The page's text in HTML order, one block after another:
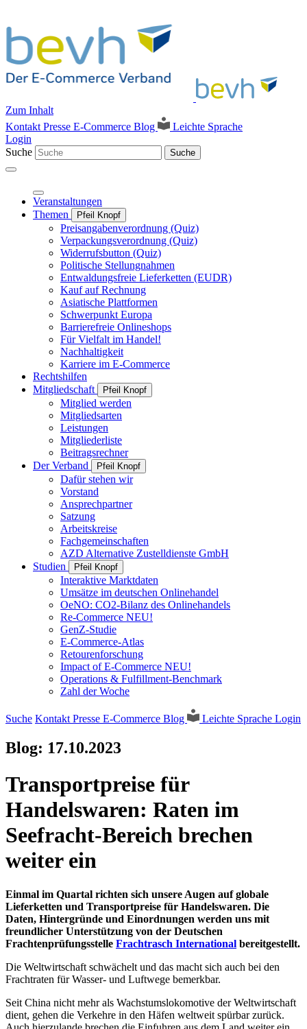
Zum Inhalt
Kontakt Presse E-Commerce Blog
Leichte Sprache
Login
Suche
Suche
Veranstaltungen
Themen
Pfeil Knopf
Preisangabenverordnung (Quiz)
Verpackungsverordnung (Quiz)
Widerrufsbutton (Quiz)
Politische Stellungnahmen
Entwaldungsfreie Lieferketten (EUDR)
Kauf auf Rechnung
Asiatische Plattformen
Schwerpunkt Europa
Barrierefreie Onlineshops
Für Vielfalt im Handel!
Nachhaltigkeit
Karriere im E-Commerce
Rechtshilfen
Mitgliedschaft
Pfeil Knopf
Mitglied werden
Mitgliedsarten
Leistungen
Mitgliederliste
Beitragsrechner
Der Verband
Pfeil Knopf
Dafür stehen wir
Vorstand
Ansprechpartner
Satzung
Arbeitskreise
Fachgemeinschaften
AZD Alternative Zustelldienste GmbH
Studien
Pfeil Knopf
Interaktive Marktdaten
Umsätze im deutschen Onlinehandel
OeNO: CO2-Bilanz des Onlinehandels
Re-Commerce NEU!
GenZ-Studie
E-Commerce-Atlas
Retourenforschung
Impact of E-Commerce NEU!
Operations & Fulfillment-Benchmark
Zahl der Woche
Suche Kontakt Presse E-Commerce Blog Leichte Sprache Login
Blog: 17.10.2023
Transportpreise für
Handelswaren: Raten im
Seefracht-Bereich brechen
weiter ein
Einmal im Quartal richten sich unsere Augen auf globale
Lieferketten und Transportpreise für Handelswaren. Die
Daten, Hintergründe und Einordnungen werden uns mit
freundlicher Unterstützung von der Deutschen
Frachtenprüfungsstelle Frachtrasch International bereitgestellt.
Die Weltwirtschaft schwächelt und das macht sich auch bei den
Frachtraten für Wasser- und Luftwege bemerkbar.
Seit China nicht mehr als Wachstumslokomotive der Weltwirtschaft
dient, gehen die Verkehre in den Häfen weltweit spürbar zurück.